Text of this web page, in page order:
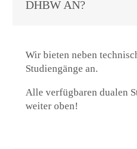
DHBW AN?
Wir bieten neben
Studiengänge an.
Alle verfügbaren dualen
weiter oben!